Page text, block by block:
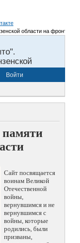
области на фронты
Войти
памяти
Сайт посвящается
воинам Великой
Отечественной
войны,
вернувшимся и не
вернувшимся с
войны, которые
родились, были
призваны,